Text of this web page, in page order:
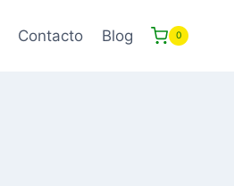
Contacto Blog 0